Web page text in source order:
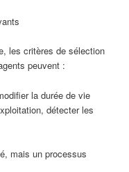
les critères de sélection
peuvent :
la durée de vie
détecter les
mais un processus